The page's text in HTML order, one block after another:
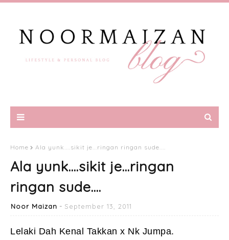
Home Ala yunk....sikit je...ringan ringan sude....
Ala yunk....sikit je...ringan
ringan sude....
Noor Maizan September 13, 2011
Lelaki Dah Kenal Takkan x Nk Jumpa.